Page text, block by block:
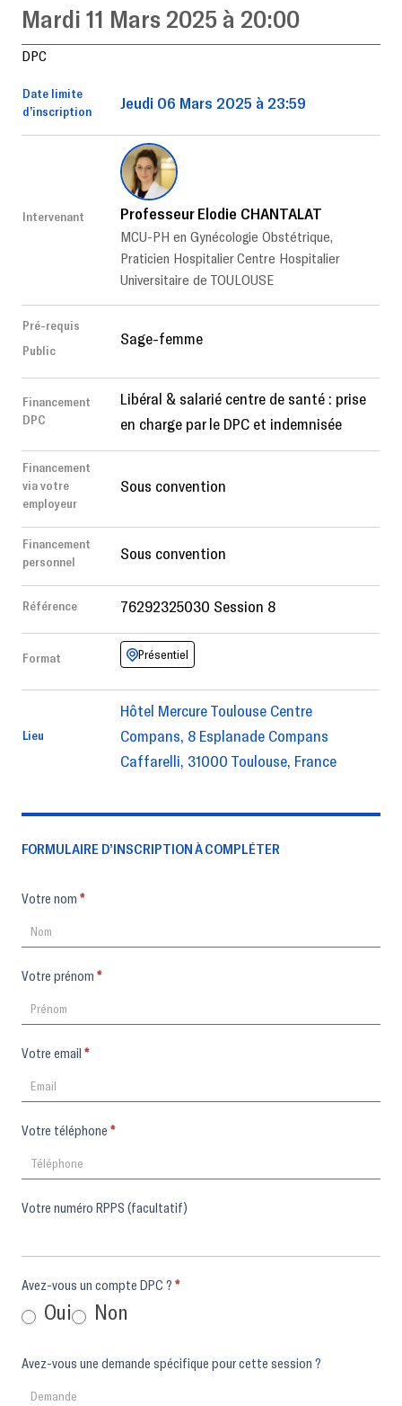
Mardi 11 Mars 2025 à 20:00
DPC
Date limite
d’inscription
Jeudi 06 Mars 2025 à 23:59
Intervenant Professeur Elodie CHANTALAT
MCU-PH en Gynécologie Obstétrique,
Praticien Hospitalier Centre Hospitalier
Universitaire de TOULOUSE
Pré-requis
Public
Sage-femme
Financement
DPC
Libéral & salarié centre de santé : prise
en charge par le DPC et indemnisée
Financement
via votre
employeur
Sous convention
Financement
personnel
Sous convention
Référence 76292325030 Session 8
Format Présentiel
Lieu
Hôtel Mercure Toulouse Centre
Compans, 8 Esplanade Compans
Caffarelli, 31000 Toulouse, France
FORMULAIRE D’INSCRIPTION À COMPLÉTER
Formulaire
Votre nom *
Votre prénom *
Votre email *
Votre téléphone *
Votre numéro RPPS (facultatif)
Avez-vous un compte DPC ? *
Oui Non
Avez-vous une demande spécifique pour cette session ?